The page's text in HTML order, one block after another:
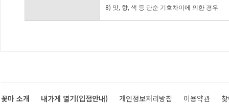
8) 맛, 향, 색 등 단순 기호차이에 의한 경우
꽃마 소개 내가게 열기(입점안내) 개인정보처리방침 이용약관